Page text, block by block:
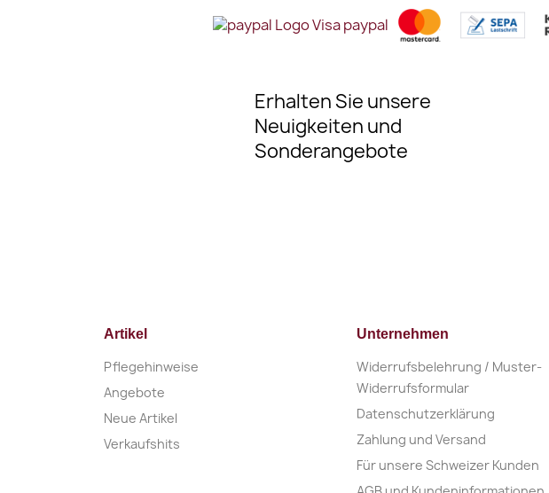
Erhalten Sie unsere
Neuigkeiten und
Sonderangebote
Artikel
Pflegehinweise
Angebote
Neue Artikel
Verkaufshits
Unternehmen
Widerrufsbelehrung / Muster-
Widerrufsformular
Datenschutzerklärung
Zahlung und Versand
Für unsere Schweizer Kunden